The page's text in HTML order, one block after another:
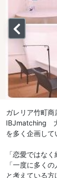
ガレリア竹町
IBJmatching
を多く企画して
「恋愛ではな
「一度に多く
と考えている方